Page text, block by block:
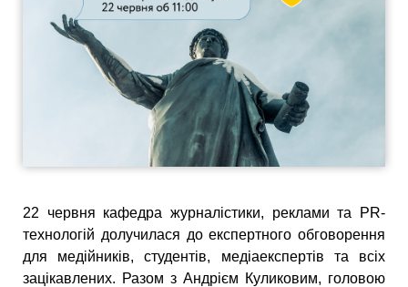
22 червня кафедра журналістики, реклами та PR-
технологій долучилася до експертного обговорення
для медійників, студентів, медіаекспертів та всіх
зацікавлених. Разом з Андрієм Куликовим, головою